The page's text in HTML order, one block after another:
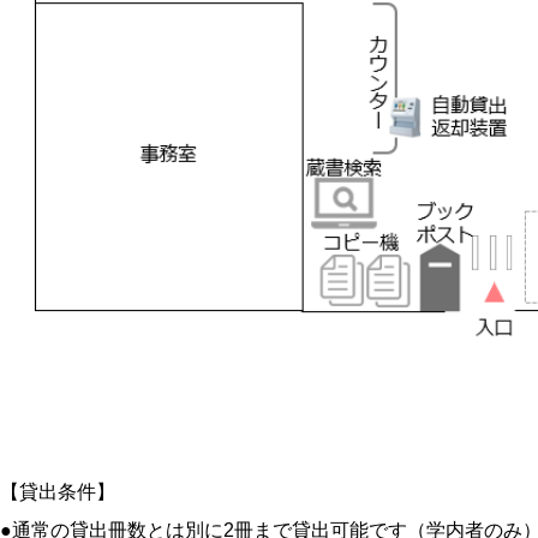
【貸出条件】
●通常の貸出冊数とは別に2冊まで貸出可能です（学内者のみ